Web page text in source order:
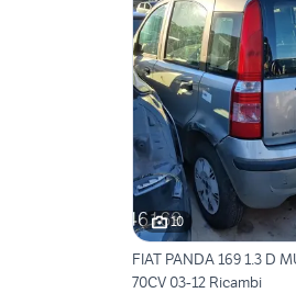
10
FIAT PANDA 169 1.3 D
70CV 03-12 Ricambi